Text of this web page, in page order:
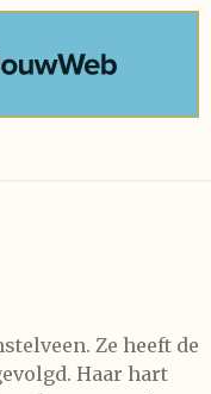
Ze heeft de
Haar hart